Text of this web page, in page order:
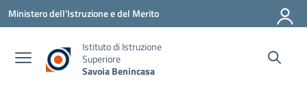
Vai ai contenuti
Vai al menu di navigazione
Vai al footer
Ministero dell'Istruzione e del Merito
Istituto di Istruzione
Superiore
Savoia Benincasa